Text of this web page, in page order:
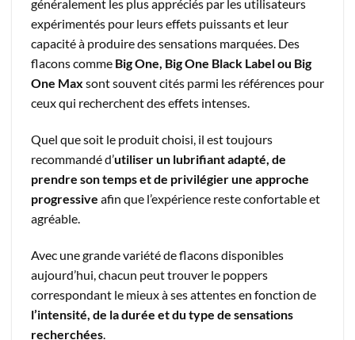
généralement les plus appréciés par les utilisateurs
expérimentés pour leurs effets puissants et leur
capacité à produire des sensations marquées. Des
flacons comme Big One, Big One Black Label ou Big
One Max sont souvent cités parmi les références pour
ceux qui recherchent des effets intenses.
Quel que soit le produit choisi, il est toujours
recommandé d’utiliser un lubrifiant adapté, de
prendre son temps et de privilégier une approche
progressive afin que l’expérience reste confortable et
agréable.
Avec une grande variété de flacons disponibles
aujourd’hui, chacun peut trouver le poppers
correspondant le mieux à ses attentes en fonction de
l’intensité, de la durée et du type de sensations
recherchées.